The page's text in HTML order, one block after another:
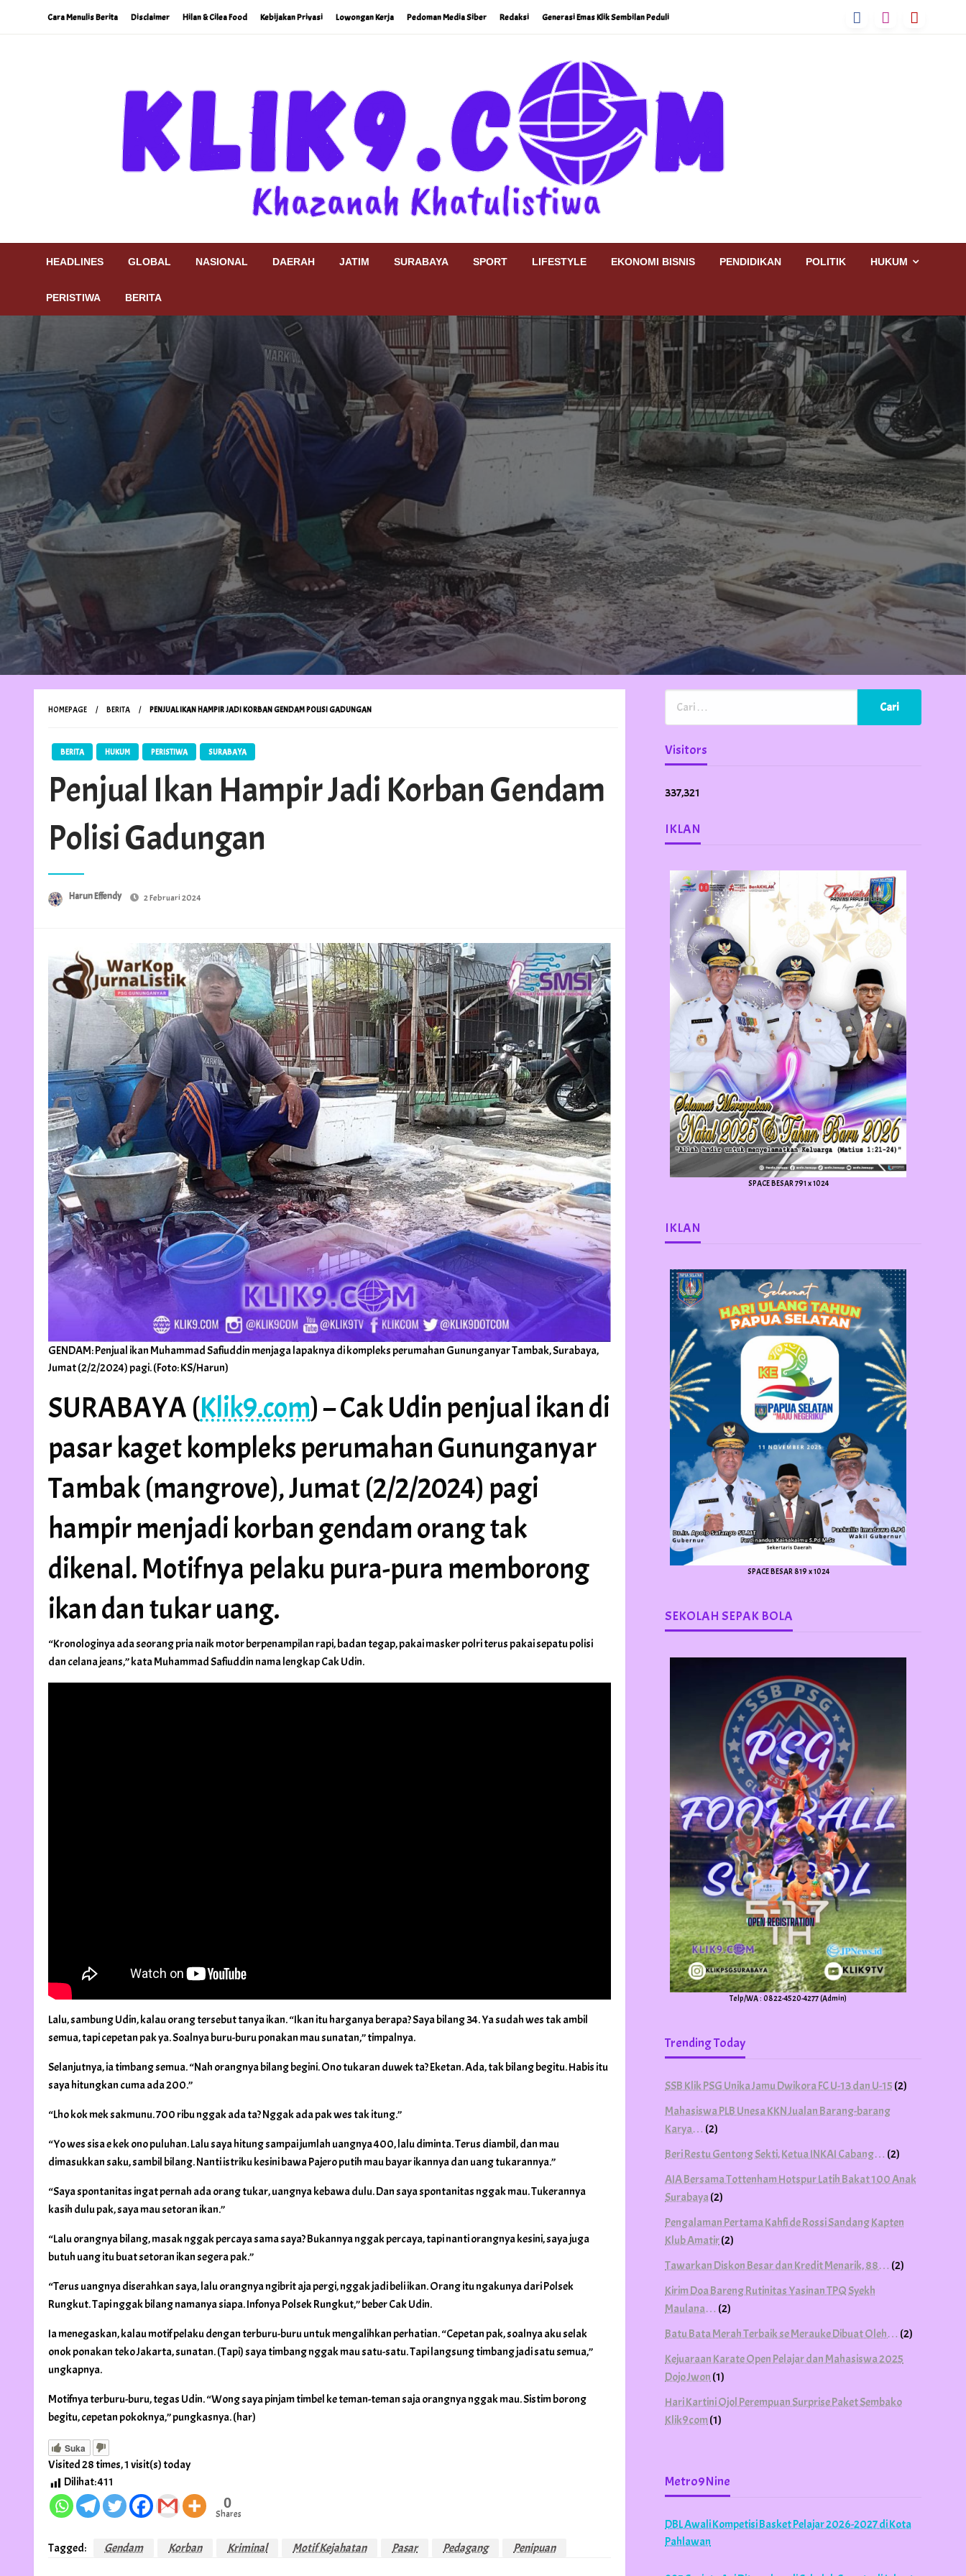
Cara Menulis Berita Disclaimer Hilan & Cilea Food Kebijakan Privasi Lowongan Kerja Pedoman Media Siber Redaksi Generasi Emas Klik Sembilan Peduli
Klik9Nine
HEADLINES GLOBAL NASIONAL DAERAH JATIM SURABAYA SPORT LIFESTYLE EKONOMI BISNIS PENDIDIKAN POLITIK HUKUM
PERISTIWA BERITA
HOMEPAGE BERITA PENJUAL IKAN HAMPIR JADI KORBAN GENDAM POLISI GADUNGAN
BERITA HUKUM PERISTIWA SURABAYA
Penjual Ikan Hampir Jadi Korban Gendam
Polisi Gadungan
Harun Effendy
Posted
2 Februari 2024
GENDAM: Penjual ikan Muhammad Safiuddin menjaga lapaknya di kompleks perumahan Gununganyar Tambak, Surabaya,
Jumat (2/2/2024) pagi. (Foto: KS/Harun)
SURABAYA (Klik9.com) – Cak Udin penjual ikan di
pasar kaget kompleks perumahan Gununganyar
Tambak (mangrove), Jumat (2/2/2024) pagi
hampir menjadi korban gendam orang tak
dikenal. Motifnya pelaku pura-pura memborong
ikan dan tukar uang.
“Kronologinya ada seorang pria naik motor berpenampilan rapi, badan tegap, pakai masker polri terus pakai sepatu polisi
dan celana jeans,” kata Muhammad Safiuddin nama lengkap Cak Udin.
Lalu, sambung Udin, kalau orang tersebut tanya ikan. “Ikan itu harganya berapa? Saya bilang 34. Ya sudah wes tak ambil
semua, tapi cepetan pak ya. Soalnya buru-buru ponakan mau sunatan,” timpalnya.
Selanjutnya, ia timbang semua. “Nah orangnya bilang begini. Ono tukaran duwek ta? Eketan. Ada, tak bilang begitu. Habis itu
saya hitungkan cuma ada 200.”
“Lho kok mek sakmunu. 700 ribu nggak ada ta? Nggak ada pak wes tak itung.”
“Yo wes sisa e kek ono puluhan. Lalu saya hitung sampai jumlah uangnya 400, lalu diminta. Terus diambil, dan mau
dimasukkan saku, sambil bilang. Nanti istriku kesini bawa Pajero putih mau bayar ikannya dan uang tukarannya.”
“Saya spontanitas ingat pernah ada orang tukar, uangnya kebawa dulu. Dan saya spontanitas nggak mau. Tukerannya
kasih dulu pak, saya mau setoran ikan.”
“Lalu orangnya bilang, masak nggak percaya sama saya? Bukannya nggak percaya, tapi nanti orangnya kesini, saya juga
butuh uang itu buat setoran ikan segera pak.”
“Terus uangnya diserahkan saya, lalu orangnya ngibrit aja pergi, nggak jadi beli ikan. Orang itu ngakunya dari Polsek
Rungkut. Tapi nggak bilang namanya siapa. Infonya Polsek Rungkut,” beber Cak Udin.
Ia menegaskan, kalau motif pelaku dengan terburu-buru untuk mengalihkan perhatian. “Cepetan pak, soalnya aku selak
onok ponakan teko Jakarta, sunatan. (Tapi) saya timbang nggak mau satu-satu. Tapi langsung timbang jadi satu semua,”
ungkapnya.
Motifnya terburu-buru, tegas Udin. “Wong saya pinjam timbel ke teman-teman saja orangnya nggak mau. Sistim borong
begitu, cepetan pokoknya,” pungkasnya. (har)
Suka
Visited 28 times, 1 visit(s) today
Dilihat:411
0
Shares
Tagged: Gendam Korban Kriminal Motif Kejahatan Pasar Pedagang Penipuan
Visitors
337,321
IKLAN
SPACE BESAR 791 x 1024
IKLAN
SPACE BESAR 819 x 1024
SEKOLAH SEPAK BOLA
Telp/WA : 0822-4520-4277 (Admin)
Trending Today
SSB Klik PSG Unika Jamu Dwikora FC U-13 dan U-15 (2)
Mahasiswa PLB Unesa KKN Jualan Barang-barang
Karya… (2)
Beri Restu Gentong Sekti, Ketua INKAI Cabang… (2)
AIA Bersama Tottenham Hotspur Latih Bakat 100 Anak
Surabaya(2)
Pengalaman Pertama Kahfi de Rossi Sandang Kapten
Klub Amatir(2)
Tawarkan Diskon Besar dan Kredit Menarik, 88… (2)
Kirim Doa Bareng Rutinitas Yasinan TPQ Syekh
Maulana… (2)
Batu Bata Merah Terbaik se Merauke Dibuat Oleh… (2)
Kejuaraan Karate Open Pelajar dan Mahasiswa 2025
Dojo Jwon(1)
Hari Kartini Ojol Perempuan Surprise Paket Sembako
Klik9com(1)
Metro9Nine
DBL Awali Kompetisi Basket Pelajar 2026-2027 di Kota
Pahlawan